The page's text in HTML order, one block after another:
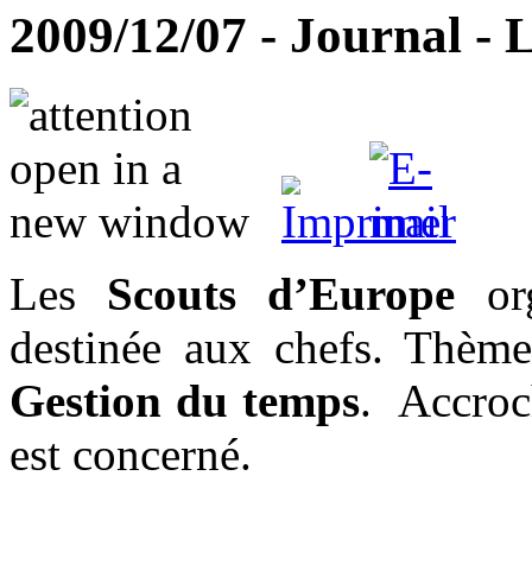
2009/12/07 - Journal -
Les Scouts d’Europe
destinée aux chefs.
Gestion du temps.
est concerné.